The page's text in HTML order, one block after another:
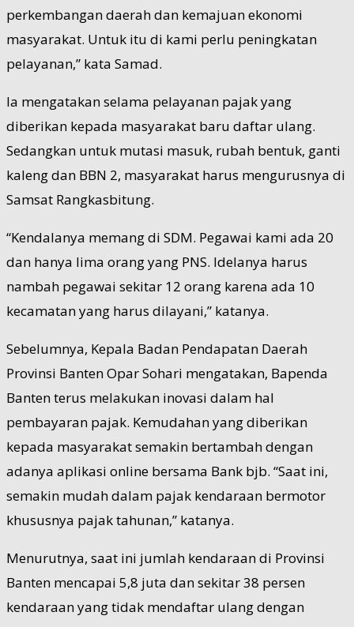
perkembangan daerah dan kemajuan ekonomi
masyarakat. Untuk itu di kami perlu peningkatan
pelayanan,” kata Samad.
Ia mengatakan selama pelayanan pajak yang
diberikan kepada masyarakat baru daftar ulang.
Sedangkan untuk mutasi masuk, rubah bentuk, ganti
kaleng dan BBN 2, masyarakat harus mengurusnya di
Samsat Rangkasbitung.
“Kendalanya memang di SDM. Pegawai kami ada 20
dan hanya lima orang yang PNS. Idelanya harus
nambah pegawai sekitar 12 orang karena ada 10
kecamatan yang harus dilayani,” katanya.
Sebelumnya, Kepala Badan Pendapatan Daerah
Provinsi Banten Opar Sohari mengatakan, Bapenda
Banten terus melakukan inovasi dalam hal
pembayaran pajak. Kemudahan yang diberikan
kepada masyarakat semakin bertambah dengan
adanya aplikasi online bersama Bank bjb. “Saat ini,
semakin mudah dalam pajak kendaraan bermotor
khususnya pajak tahunan,” katanya.
Menurutnya, saat ini jumlah kendaraan di Provinsi
Banten mencapai 5,8 juta dan sekitar 38 persen
kendaraan yang tidak mendaftar ulang dengan